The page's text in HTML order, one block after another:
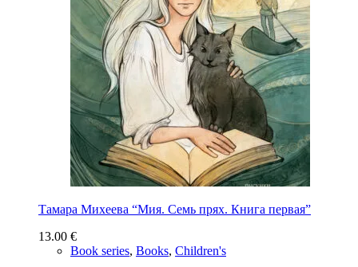
Тамара Михеева “Мия. Семь прях. Книга первая”
13.00 €
Book series, Books, Children's